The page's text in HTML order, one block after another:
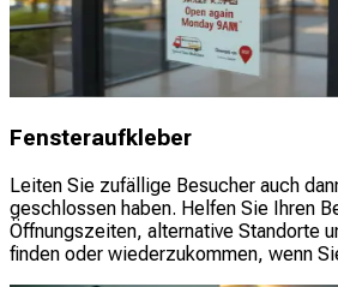
Fensteraufkleber
Leiten Sie zufällige Besucher auch
geschlossen haben. Helfen Sie Ihren
Öffnungszeiten, alternative Standorte
finden oder wiederzukommen, wenn